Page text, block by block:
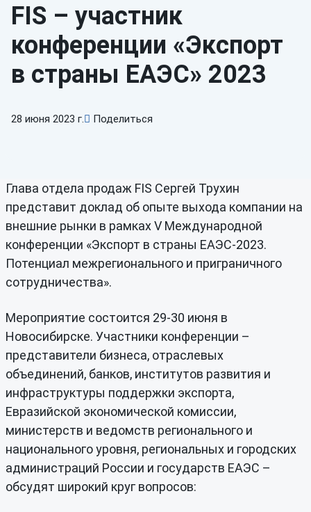
FIS – участник
конференции «Экспорт
в страны ЕАЭС» 2023
28 июня 2023 г. Поделиться
Глава отдела продаж FIS Сергей Трухин
представит доклад об опыте выхода компании на
внешние рынки в рамках V Международной
конференции «Экспорт в страны ЕАЭС-2023.
Потенциал межрегионального и приграничного
сотрудничества».
Мероприятие состоится 29-30 июня в
Новосибирске. Участники конференции –
представители бизнеса, отраслевых
объединений, банков, институтов развития и
инфраструктуры поддержки экспорта,
Евразийской экономической комиссии,
министерств и ведомств регионального и
национального уровня, региональных и городских
администраций России и государств ЕАЭС –
обсудят широкий круг вопросов: